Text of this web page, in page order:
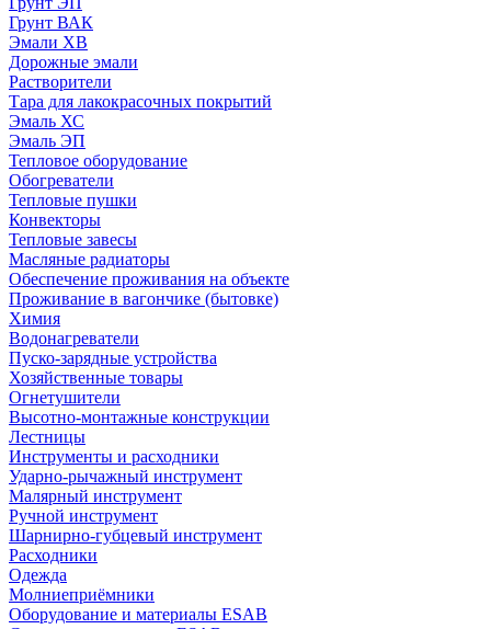
Грунт ВАК
Эмали ХВ
Дорожные эмали
Растворители
Тара для лакокрасочных покрытий
Эмаль ХС
Эмаль ЭП
Тепловое оборудование
Обогреватели
Тепловые пушки
Конвекторы
Тепловые завесы
Масляные радиаторы
Обеспечение проживания на объекте
Проживание в вагончике (бытовке)
Химия
Водонагреватели
Пуско-зарядные устройства
Хозяйственные товары
Огнетушители
Высотно-монтажные конструкции
Лестницы
Инструменты и расходники
Ударно-рычажный инструмент
Малярный инструмент
Ручной инструмент
Шарнирно-губцевый инструмент
Расходники
Одежда
Молниеприёмники
Оборудование и материалы ESAB